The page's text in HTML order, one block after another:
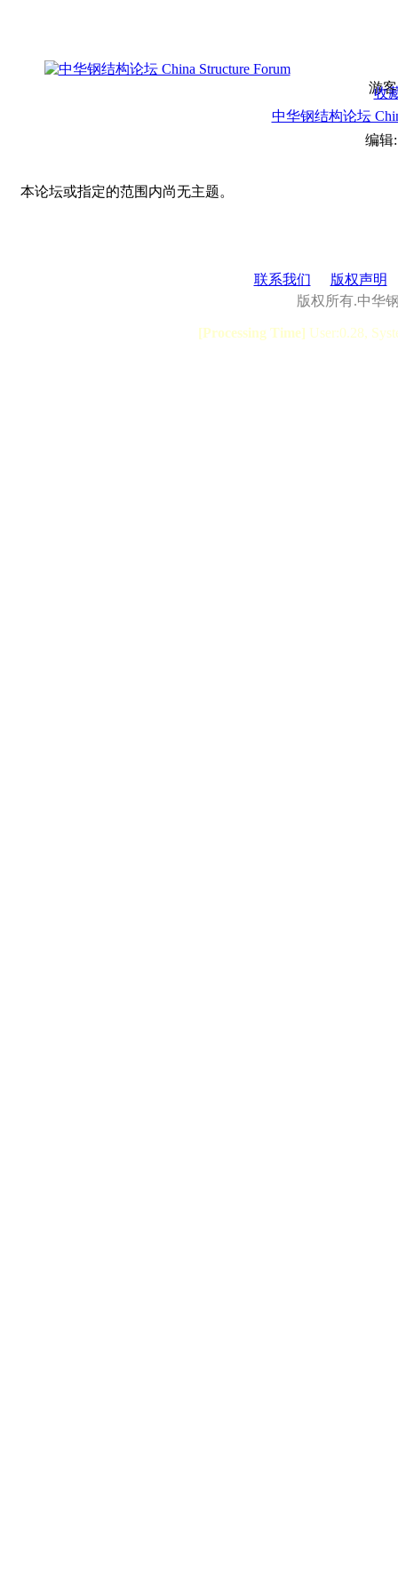
游
收
中华钢结构论坛
编
本论坛或指定的范围内尚无主题。
联系我们
版权声明
版权所有.中华
[Processing Time] User:0.28,